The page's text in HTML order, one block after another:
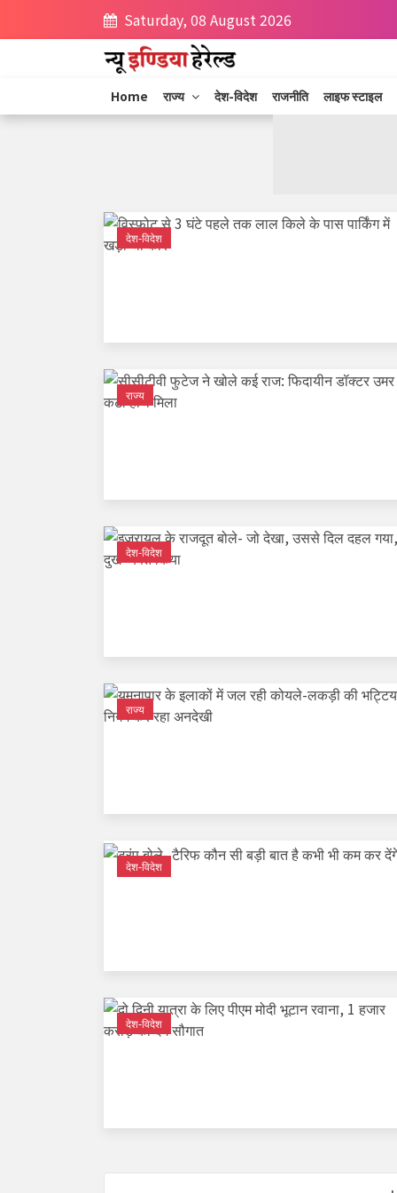
Saturday, 08 August 2026
Home राज्य देश-विदेश राजनीति लाइफ स्टाइल
देश-विदेश
राज्य
देश-विदेश
राज्य
देश-विदेश
देश-विदेश